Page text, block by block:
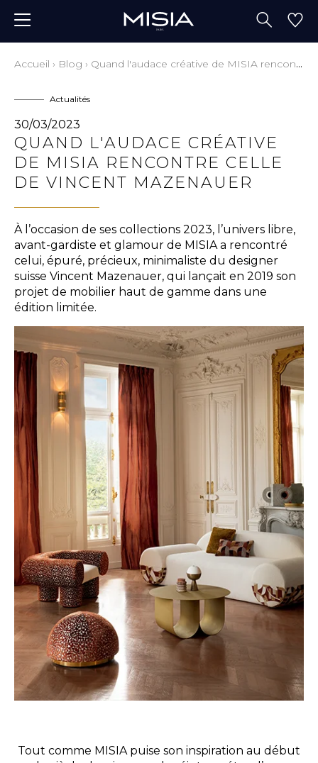
Accueil › Blog › Quand l'audace créative de MISIA rencontre celle de VINCENT MAZENAUER
Actualités
30/03/2023
QUAND L'AUDACE CRÉATIVE
DE MISIA RENCONTRE CELLE
DE VINCENT MAZENAUER
À l’occasion de ses collections 2023, l’univers libre,
avant-gardiste et glamour de MISIA a rencontré
celui, épuré, précieux, minimaliste du designer
suisse Vincent Mazenauer, qui lançait en 2019 son
projet de mobilier haut de gamme dans une
édition limitée.
Tout comme MISIA puise son inspiration au début